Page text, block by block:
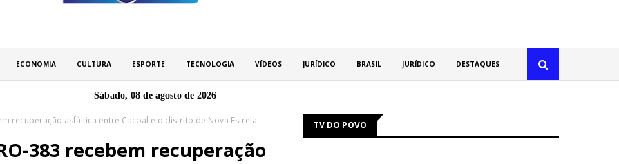
ECONOMIA CULTURA ESPORTE TECNOLOGIA VÍDEOS JURÍDICO BRASIL JURÍDICO DESTAQUES
Sábado, 08 de agosto de 2026
recuperação asfáltica entre Cacoal e o distrito de Nova Estrela
383 recebem recuperação
TV DO POVO